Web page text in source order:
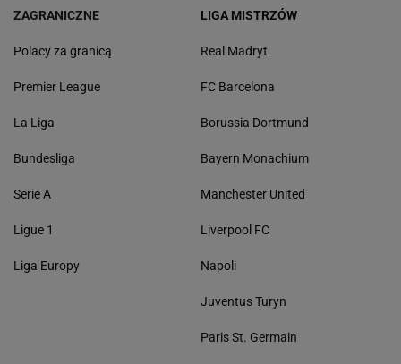
ZAGRANICZNE
Polacy za granicą
Premier League
La Liga
Bundesliga
Serie A
Ligue 1
Liga Europy
LIGA MISTRZÓW
Real Madryt
FC Barcelona
Borussia Dortmund
Bayern Monachium
Manchester United
Liverpool FC
Napoli
Juventus Turyn
Paris St. Germain